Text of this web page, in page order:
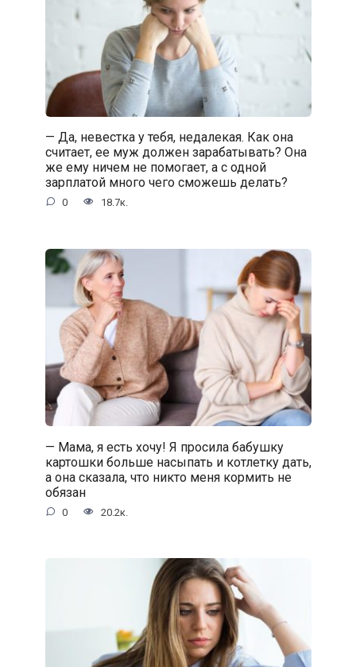
— Да, невестка у тебя, недалекая. Как она
считает, ее муж должен зарабатывать? Она
же ему ничем не помогает, а с одной
зарплатой много чего сможешь делать?
0 18.7к.
— Мама, я есть хочу! Я просила бабушку
картошки больше насыпать и котлетку дать,
а она сказала, что никто меня кормить не
обязан
0 20.2к.